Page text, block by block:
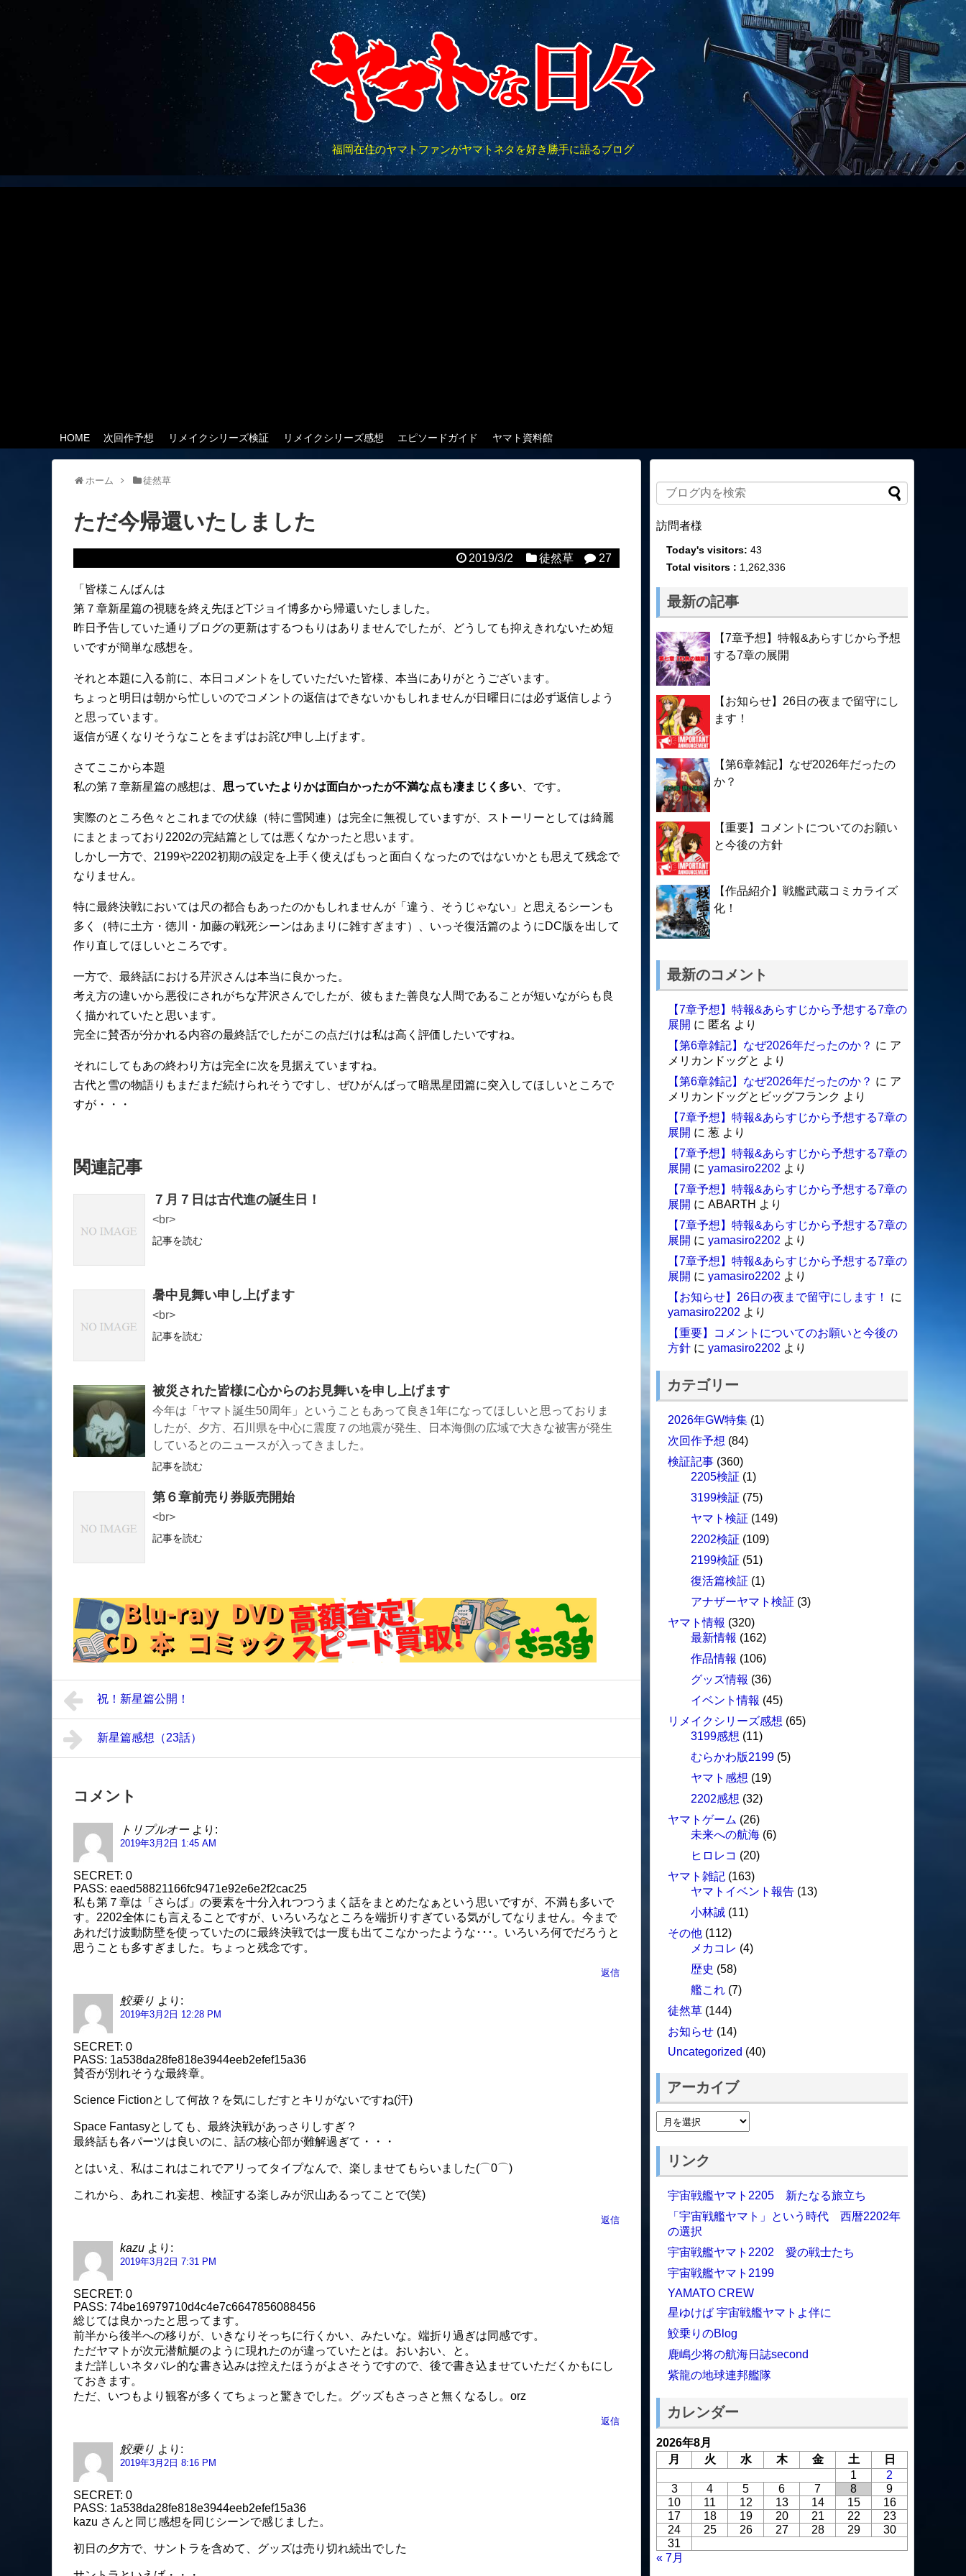
福岡在住のヤマトファンがヤマトネタを好き勝手に語るブログ
HOME 次回作予想 リメイクシリーズ検証 リメイクシリーズ感想 エピソードガイド ヤマト資料館
ホーム 徒然草
ただ今帰還いたしました
2019/3/2 徒然草 27
「皆様こんばんは
第７章新星篇の視聴を終え先ほどTジョイ博多から帰還いたしました。
昨日予告していた通りブログの更新はするつもりはありませんでしたが、どうしても抑えきれないため短
いですが簡単な感想を。
それと本題に入る前に、本日コメントをしていただいた皆様、本当にありがとうございます。
ちょっと明日は朝から忙しいのでコメントの返信はできないかもしれませんが日曜日には必ず返信しよう
と思っています。
返信が遅くなりそうなことをまずはお詫び申し上げます。
さてここから本題
私の第７章新星篇の感想は、 思っていたよりかは面白かったが不満な点も凄まじく多い 、です。
実際のところ色々とこれまでの伏線（特に雪関連）は完全に無視していますが、ストーリーとしては綺麗
にまとまっており2202の完結篇としては悪くなかったと思います。
しかし一方で、2199や2202初期の設定を上手く使えばもっと面白くなったのではないかとも思えて残念で
なりません。
特に最終決戦においては尺の都合もあったのかもしれませんが「違う、そうじゃない」と思えるシーンも
多く（特に土方・徳川・加藤の戦死シーンはあまりに雑すぎます）、いっそ復活篇のようにDC版を出して
作り直してほしいところです。
一方で、最終話における芹沢さんは本当に良かった。
考え方の違いから悪役にされがちな芹沢さんでしたが、彼もまた善良な人間であることが短いながらも良
く描かれていたと思います。
完全に賛否が分かれる内容の最終話でしたがこの点だけは私は高く評価したいですね。
それにしてもあの終わり方は完全に次を見据えていますね。
古代と雪の物語りもまだまだ続けられそうですし、ぜひがんばって暗黒星団篇に突入してほしいところで
すが・・・
関連記事
７月７日は古代進の誕生日！
<br>
記事を読む
暑中見舞い申し上げます
<br>
記事を読む
被災された皆様に心からのお見舞いを申し上げます
今年は「ヤマト誕生50周年」ということもあって良き1年になってほしいと思っておりま
したが、夕方、石川県を中心に震度７の地震が発生、日本海側の広域で大きな被害が発生
しているとのニュースが入ってきました。
記事を読む
第６章前売り券販売開始
<br>
記事を読む
祝！新星篇公開！
新星篇感想（23話）
コメント
トリプルオー より:
2019年3月2日 1:45 AM
SECRET: 0
PASS: eaed58821166fc9471e92e6e2f2cac25
私も第７章は「さらば」の要素を十分入れつつうまく話をまとめたなぁという思いですが、不満も多いで
す。2202全体にも言えることですが、いろいろなところを端折りすぎている気がしてなりません。今まで
あれだけ波動防壁を使っていたのに最終決戦では一度も出てこなかったような･･･。いろいろ何でだろうと
思うことも多すぎました。ちょっと残念です。
返信
鮫乗り より:
2019年3月2日 12:28 PM
SECRET: 0
PASS: 1a538da28fe818e3944eeb2efef15a36
賛否が別れそうな最終章。
Science Fictionとして何故？を気にしだすとキリがないですね(汗)
Space Fantasyとしても、最終決戦があっさりしすぎ？
最終話も各パーツは良いのに、話の核心部が難解過ぎて・・・
とはいえ、私はこれはこれでアリってタイプなんで、楽しませてもらいました(⌒0⌒)
これから、あれこれ妄想、検証する楽しみが沢山あるってことで(笑)
返信
kazu より:
2019年3月2日 7:31 PM
SECRET: 0
PASS: 74be16979710d4c4e7c6647856088456
総じては良かったと思ってます。
前半から後半への移りが、いきなりそっちに行くかい、みたいな。端折り過ぎは同感です。
ただヤマトが次元潜航艇のように現れたのが違っていたとは。おいおい、と。
まだ詳しいネタバレ的な書き込みは控えたほうがよさそうですので、後で書き込ませていただくかもにし
ておきます。
ただ、いつもより観客が多くてちょっと驚きでした。グッズもさっさと無くなるし。orz
返信
鮫乗り より:
2019年3月2日 8:16 PM
SECRET: 0
PASS: 1a538da28fe818e3944eeb2efef15a36
kazu さんと同じ感想を同じシーンで感じました。
初日の夕方で、サントラを含めて、グッズは売り切れ続出でした
訪問者様
Today's visitors: 43
Total visitors : 1,262,336
最新の記事
【7章予想】特報&あらすじから予想
する7章の展開
【お知らせ】26日の夜まで留守にし
ます！
【第6章雑記】なぜ2026年だったの
か？
【重要】コメントについてのお願い
と今後の方針
【作品紹介】戦艦武蔵コミカライズ
化！
最新のコメント
【7章予想】特報&あらすじから予想する7章の
展開 に 匿名 より
【第6章雑記】なぜ2026年だったのか？ に ア
メリカンドッグと より
【第6章雑記】なぜ2026年だったのか？ に ア
メリカンドッグとビッグフランク より
【7章予想】特報&あらすじから予想する7章の
展開 に 葱 より
【7章予想】特報&あらすじから予想する7章の
展開 に yamasiro2202 より
【7章予想】特報&あらすじから予想する7章の
展開 に ABARTH より
【7章予想】特報&あらすじから予想する7章の
展開 に yamasiro2202 より
【7章予想】特報&あらすじから予想する7章の
展開 に yamasiro2202 より
【お知らせ】26日の夜まで留守にします！
に
yamasiro2202 より
【重要】コメントについてのお願いと今後の
方針 に yamasiro2202 より
カテゴリー
2026年GW特集 (1)
次回作予想 (84)
検証記事 (360)
2205検証 (1)
3199検証 (75)
ヤマト検証 (149)
2202検証 (109)
2199検証 (51)
復活篇検証 (1)
アナザーヤマト検証 (3)
ヤマト情報 (320)
最新情報 (162)
作品情報 (106)
グッズ情報 (36)
イベント情報 (45)
リメイクシリーズ感想 (65)
3199感想 (11)
むらかわ版2199 (5)
ヤマト感想 (19)
2202感想 (32)
ヤマトゲーム (26)
未来への航海 (6)
ヒロレコ (20)
ヤマト雑記 (163)
ヤマトイベント報告 (13)
小林誠 (11)
その他 (112)
メカコレ (4)
歴史 (58)
艦これ (7)
徒然草 (144)
お知らせ (14)
Uncategorized (40)
アーカイブ
リンク
宇宙戦艦ヤマト2205 新たなる旅立ち
「宇宙戦艦ヤマト」という時代 西暦2202年
の選択
宇宙戦艦ヤマト2202 愛の戦士たち
宇宙戦艦ヤマト2199
YAMATO CREW
星ゆけば 宇宙戦艦ヤマトよ伴に
鮫乗りのBlog
鹿嶋少将の航海日誌second
紫龍の地球連邦艦隊
カレンダー
2026年8月
月
火 水 木 金 土
日
1
2
3
4 5 6 7 8
9
10
11 12 13 14 15
16
17
18 19 20 21 22
23
24
25 26 27 28 29
30
31
« 7月